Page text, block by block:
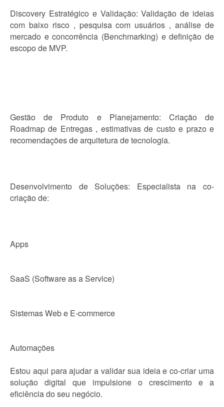
Discovery Estratégico e Validação: Validação de ideias
com baixo risco , pesquisa com usuários , análise de
mercado e concorrência (Benchmarking) e definição de
escopo de MVP.
Gestão de Produto e Planejamento: Criação de
Roadmap de Entregas , estimativas de custo e prazo e
recomendações de arquitetura de tecnologia.
Desenvolvimento de Soluções: Especialista na co-
criação de:
Apps
SaaS (Software as a Service)
Sistemas Web e E-commerce
Automações
Estou aqui para ajudar a validar sua ideia e co-criar uma
solução digital que impulsione o crescimento e a
eficiência do seu negócio.